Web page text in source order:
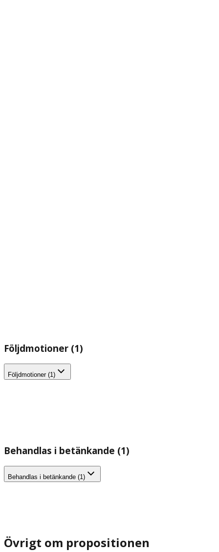
Följdmotioner (1)
Följdmotioner (1)
Behandlas i betänkande (1)
Behandlas i betänkande (1)
Övrigt om propositionen